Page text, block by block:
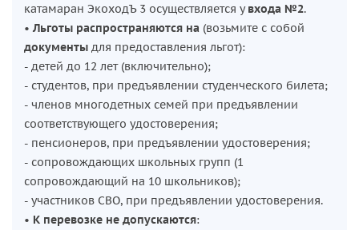
катамаран ЭкоходЪ 3 осуществляется увхода №2.
• Льготы распространяются на (возьмите с собой
документы для предоставления льгот):
- детей до 12 лет (включительно);
- студентов, при предъявлении студенческого билета;
- членов многодетных семей при предъявлении
соответствующего удостоверения;
- пенсионеров, при предъявлении удостоверения;
- сопровождающих школьных групп (1
сопровождающий на 10 школьников);
- участников СВО, при предъявлении удостоверения.
• К перевозке не допускаются: